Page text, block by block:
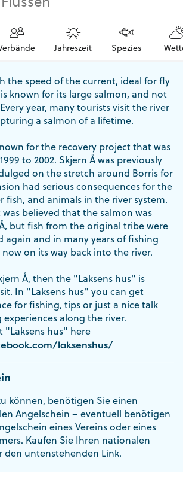
Jahreszeit Spezies
the speed of the current, ideal for fly
known for its large salmon, and not
year, many tourists visit the river
a salmon of a lifetime.
for the recovery project that was
to 2002. Skjern Å was previously
on the stretch around Borris for
had serious consequences for the
fish, and animals in the river system.
was believed that the salmon was
but fish from the original tribe were
and in many years of fishing
on its way back into the river.
Å, then the "Laksens hus" is
In "Laksens hus" you can get
for fishing, tips or just a nice talk
along the river.
"Laksens hus" here
laksenshus/
können, benötigen Sie einen
Angelschein – eventuell benötigen
eines Vereins oder eines
Kaufen Sie Ihren nationalen
den untenstehenden Link.